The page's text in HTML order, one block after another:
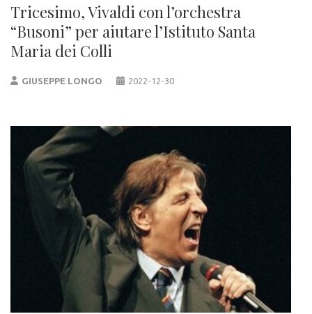
Tricesimo, Vivaldi con l’orchestra
“Busoni” per aiutare l’Istituto Santa
Maria dei Colli
GIUSEPPE LONGO 2022-12-30